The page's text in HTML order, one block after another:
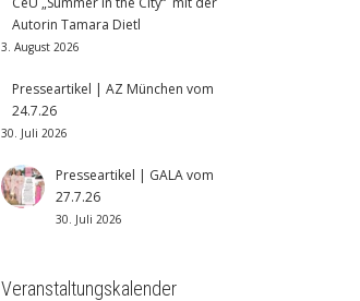
Autorin Tamara Dietl
3. August 2026
Presseartikel | AZ München vom
24.7.26
30. Juli 2026
Presseartikel | GALA vom
27.7.26
30. Juli 2026
Veranstaltungskalender